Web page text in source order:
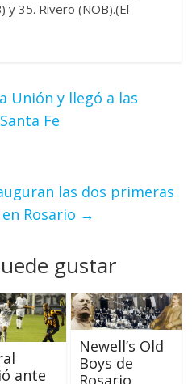
y 35. Rivero (NOB).(El
Unión y llegó a las
Fe
las dos primeras
Rosario →
gustar
ante
Newell’s Old
Boys de
Rosario